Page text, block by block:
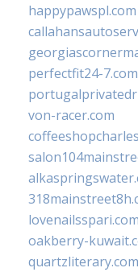
happypawspl.com
perfectfit24-7.com
von-racer.com
lovenailsspari.com
oakberry-
quartzliterary.com